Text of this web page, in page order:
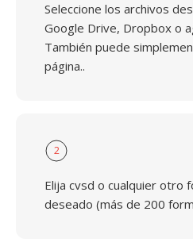
Seleccione los archivos
Google Drive, Dropbox o
También puede
página..
2
Elija cvsd o cualquier otro
deseado (más de 200